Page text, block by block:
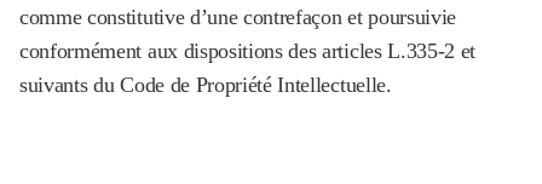
comme constitutive d’une contrefaçon et poursuivie
conformément aux dispositions des articles L.335-2 et
suivants du Code de Propriété Intellectuelle.